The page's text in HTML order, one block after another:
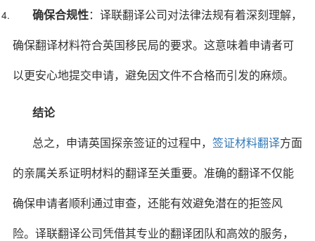
确保合规性：译联翻译公司对法律法规有着深刻理解，
确保翻译材料符合英国移民局的要求。这意味着申请者可
以更安心地提交申请，避免因文件不合格而引发的麻烦。
结论
总之，申请英国探亲签证的过程中， 签证材料翻译方面
的亲属关系证明材料的翻译至关重要。准确的翻译不仅能
确保申请者顺利通过审查，还能有效避免潜在的拒签风
险。译联翻译公司凭借其专业的翻译团队和高效的服务，